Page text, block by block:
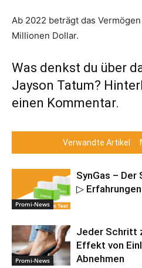
Ab 2022 beträgt das
Millionen Dollar.
Was denkst du über
Jayson Tatum?
einen Kommentar.
Verwandte Artikel
Promi-News
SynGas –
▷
Promi-News
Jeder Schritt
Effekt von
Abnehmen